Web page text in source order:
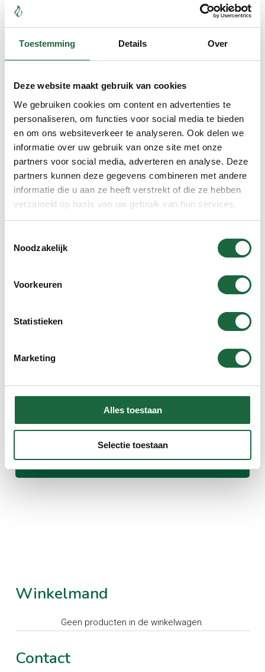
Toestemming Details Over
Deze website maakt gebruik van cookies
We gebruiken cookies om content en advertenties te
personaliseren, om functies voor social media te bieden
en om ons websiteverkeer te analyseren. Ook delen we
informatie over uw gebruik van onze site met onze
partners voor social media, adverteren en analyse. Deze
partners kunnen deze gegevens combineren met andere
informatie die u aan ze heeft verstrekt of die ze hebben
verzameld op basis van uw gebruik van hun services.
Noodzakelijk
Voorkeuren
Statistieken
Marketing
Alles toestaan
Selectie toestaan
Shatavari
Triphala
Granaatappel
Brahmi
Natuurlijke mineralen
Combinatie pakketten A-Z
Kurkuma gebit
Vloeibare curcumine
Voedingssupplementen 3-pak
Winkelmand
Geen producten in de winkelwagen.
Contact